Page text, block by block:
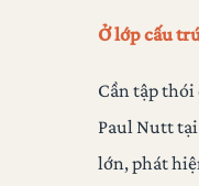
Ở lớp cấu
Cần tập
Paul Nutt
lớn, phát